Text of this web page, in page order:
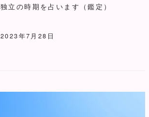
独立の時期を占います（鑑定）
2023年7月28日